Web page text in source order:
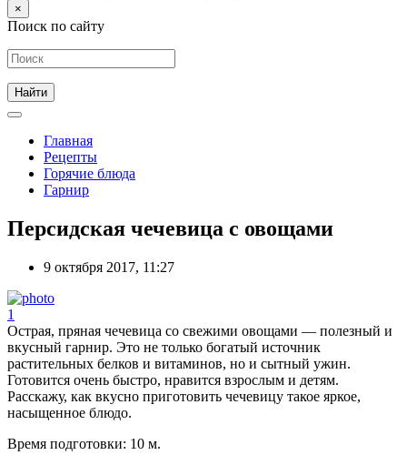
×
Поиск по сайту
Главная
Рецепты
Горячие блюда
Гарнир
Персидская чечевица с овощами
9 октября 2017, 11:27
1
Острая, пряная чечевица со свежими овощами — полезный и
вкусный гарнир. Это не только богатый источник
растительных белков и витаминов, но и сытный ужин.
Готовится очень быстро, нравится взрослым и детям.
Расскажу, как вкусно приготовить чечевицу такое яркое,
насыщенное блюдо.
Время подготовки: 10 м.